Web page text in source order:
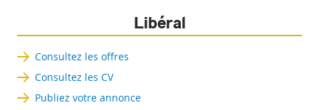
Libéral
Consultez les offres
Consultez les CV
Publiez votre annonce